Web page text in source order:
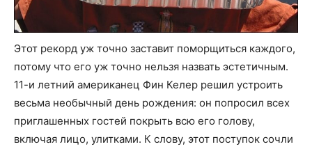
Этот рекорд уж точно заставит поморщиться каждого,
потому что его уж точно нельзя назвать эстетичным.
11-и летний американец Фин Келер решил устроить
весьма необычный день рождения: он попросил всех
приглашенных гостей покрыть всю его голову,
включая лицо, улитками. К слову, этот поступок сочли